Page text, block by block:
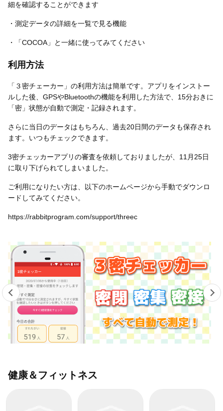
細を確認することができます
・測定データの詳細を一覧で見る機能
・「COCOA」と一緒に使ってみてください
利用方法
「３密チェーカー」の利用方法は簡単です。アプリをインストー
ルした後、GPSやBluetoothの機能を利用した方法で、15分おきに
「密」状態が自動で測定・記録されます。
さらに当日のデータはもちろん、過去20日間のデータも保存され
ます。いつもチェックできます。
3密チェッカーアプリの審査を依頼しておりましたが、11月25日
に取り下げられてしまいました。
ご利用になりたい方は、以下のホームページから手動でダウンロ
ードしてみてください。
https://rabbitprogram.com/support/threec
健康＆フィットネス